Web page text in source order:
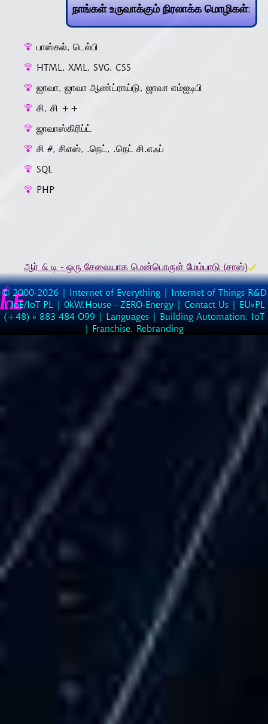
நாங்கள் உருவாக்கும் நிரலாக்க மொழிகள்:
பாஸ்கல், டெல்பி
HTML, XML, SVG, CSS
ஜாவா, ஜாவா ஆண்ட்ராய்டு, ஜாவா எம்ஐடிபி
சி, சி ++
ஜாவாஸ்கிரிப்ட்
சி #, சிஎஸ், .நெட், .நெட் சி.எஃப்
SQL
PHP
ஆர் & டி - ஒரு சேவையாக மென்பொருள் மேம்பாடு (சாஸ்)
© 2000-2026 | Internet of Everything | Internet of Things R&D
|IoE/IoT PL | 0kW.House - ZERO-Energy | Contact Us | EU»PL
(+48) » 883 484 O99 | Languages | Building Automation, IoT
| Franchise, Rebranding